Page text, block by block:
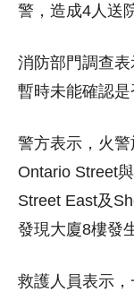
警，造成4人送
消防部門調查
暫時未能確認是
警方表示，火
Ontario Street
Street East及
發現大廈8樓發
救護人員表示